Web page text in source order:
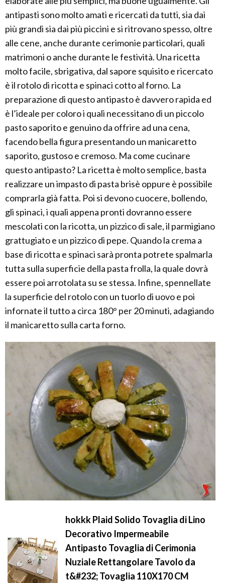
antipasti sono molto amati e ricercati da tutti, sia dai
più grandi sia dai più piccini e si ritrovano spesso, oltre
alle cene, anche durante cerimonie particolari, quali
matrimoni o anche durante le festività. Una ricetta
molto facile, sbrigativa, dal sapore squisito e ricercato
è il rotolo di ricotta e spinaci cotto al forno. La
preparazione di questo antipasto è davvero rapida ed
è l’ideale per coloro i quali necessitano di un piccolo
pasto saporito e genuino da offrire ad una cena,
facendo bella figura presentando un manicaretto
saporito, gustoso e cremoso. Ma come cucinare
questo antipasto? La ricetta è molto semplice, basta
realizzare un impasto di pasta brisè oppure è possibile
comprarla già fatta. Poi si devono cuocere, bollendo,
gli spinaci, i quali appena pronti dovranno essere
mescolati con la ricotta, un pizzico di sale, il parmigiano
grattugiato e un pizzico di pepe. Quando la crema a
base di ricotta e spinaci sarà pronta potrete spalmarla
tutta sulla superficie della pasta frolla, la quale dovrà
essere poi arrotolata su se stessa. Infine, spennellate
la superficie del rotolo con un tuorlo di uovo e poi
infornate il tutto a circa 180° per 20 minuti, adagiando
il manicaretto sulla carta forno.
hokkk Plaid Solido Tovaglia di Lino
Decorativo Impermeabile
Antipasto Tovaglia di Cerimonia
Nuziale Rettangolare Tavolo da
t&#232; Tovaglia 110X170 CM